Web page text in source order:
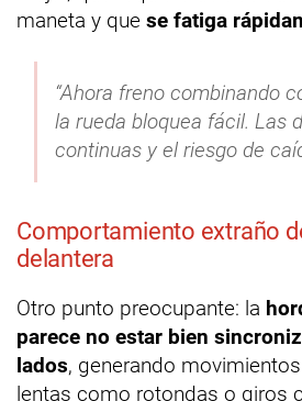
maneta y que se fatiga
“Ahora freno combinando
la rueda bloquea fácil. Las
continuas y el riesgo de
Comportamiento extraño
delantera
Otro punto preocupante: la
parece no estar bien
lados, generando
lentas como rotondas o giros